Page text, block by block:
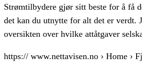
Strømtilbydere gjør sitt beste for å få
det kan du utnytte for alt det er verdt.
oversikten over hvilke attåtgaver
https:// www.nettavisen.no › Home ›